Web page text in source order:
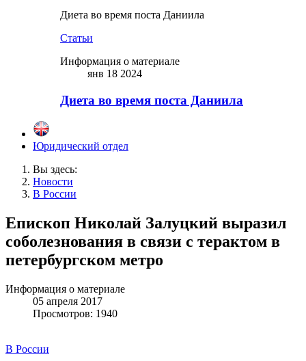
Диета во время поста Даниила
Статьи
Информация о материале
янв 18 2024
Диета во время поста Даниила
Юридический отдел
Вы здесь:
Новости
В России
Епископ Николай Залуцкий выразил
соболезнования в связи с терактом в
петербургском метро
Информация о материале
05 апреля 2017
Просмотров: 1940
В России